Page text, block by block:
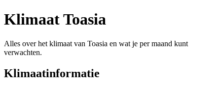
Klimaat Toasia
Alles over het klimaat van Toasia en wat je per maand kunt
verwachten.
Klimaatinformatie